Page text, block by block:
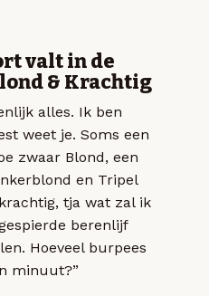
valt in de
& Krachtig
alles. Ik ben
weet je. Soms een
zwaar Blond, een
en Tripel
tja wat zal ik
berenlijf
Hoeveel burpees
minuut?”